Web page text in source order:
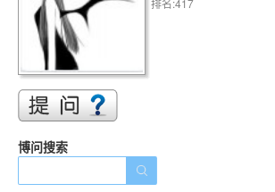
排名:417
博问搜索